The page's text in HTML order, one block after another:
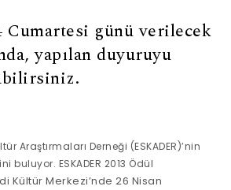
Cumartesi günü verilecek
yapılan duyuruyu
Araştırmaları Derneği (ESKADER)’nin
buluyor. ESKADER 2013 Ödül
Kültür Merkezi’nde 26 Nisan